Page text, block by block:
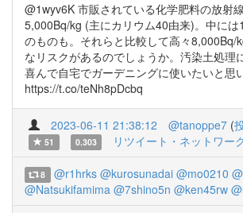
@1wyv6K 市販されている化学肥料の放射
5,000Bq/kg (主にカリウム40由来)。中に
のものも。それらと比較して高々8,000Bq/
なリスクがあるのでしょうか。汚染土処理
喜んで自宅でガーデニングに使いたいと思
https://t.co/teNh8pDcbq
2023-06-11 21:38:12 @tanoppe7 (
51
0.303 リツイート・ネットワー
8 @r1hrks @kurosunadai @mo0210
@Natsukifamima @7shino5n @ken45rw